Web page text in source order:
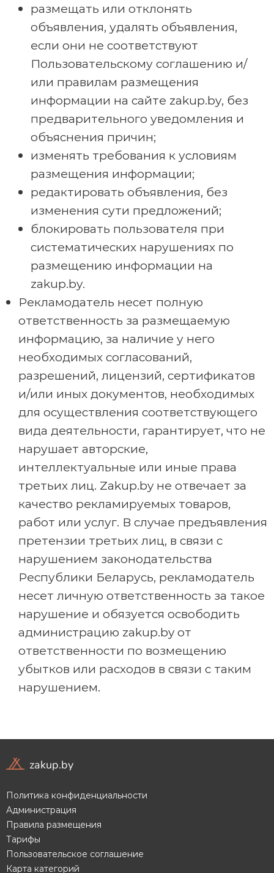
размещать или отклонять
объявления, удалять объявления,
если они не соответствуют
Пользовательскому соглашению и/
или правилам размещения
информации на сайте zakup.by, без
предварительного уведомления и
объяснения причин;
изменять требования к условиям
размещения информации;
редактировать объявления, без
изменения сути предложений;
блокировать пользователя при
систематических нарушениях по
размещению информации на
zakup.by.
Рекламодатель несет полную
ответственность за размещаемую
информацию, за наличие у него
необходимых согласований,
разрешений, лицензий, сертификатов
и/или иных документов, необходимых
для осуществления соответствующего
вида деятельности, гарантирует, что не
нарушает авторские,
интеллектуальные или иные права
третьих лиц. Zakup.by не отвечает за
качество рекламируемых товаров,
работ или услуг. В случае предъявления
претензии третьих лиц, в связи с
нарушением законодательства
Республики Беларусь, рекламодатель
несет личную ответственность за такое
нарушение и обязуется освободить
администрацию zakup.by от
ответственности по возмещению
убытков или расходов в связи с таким
нарушением.
zakup.by
Политика конфиденциальности
Администрация
Правила размещения
Тарифы
Пользовательское соглашение
Карта категорий